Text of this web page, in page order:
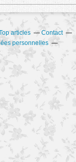
articles
Contact
personnelles